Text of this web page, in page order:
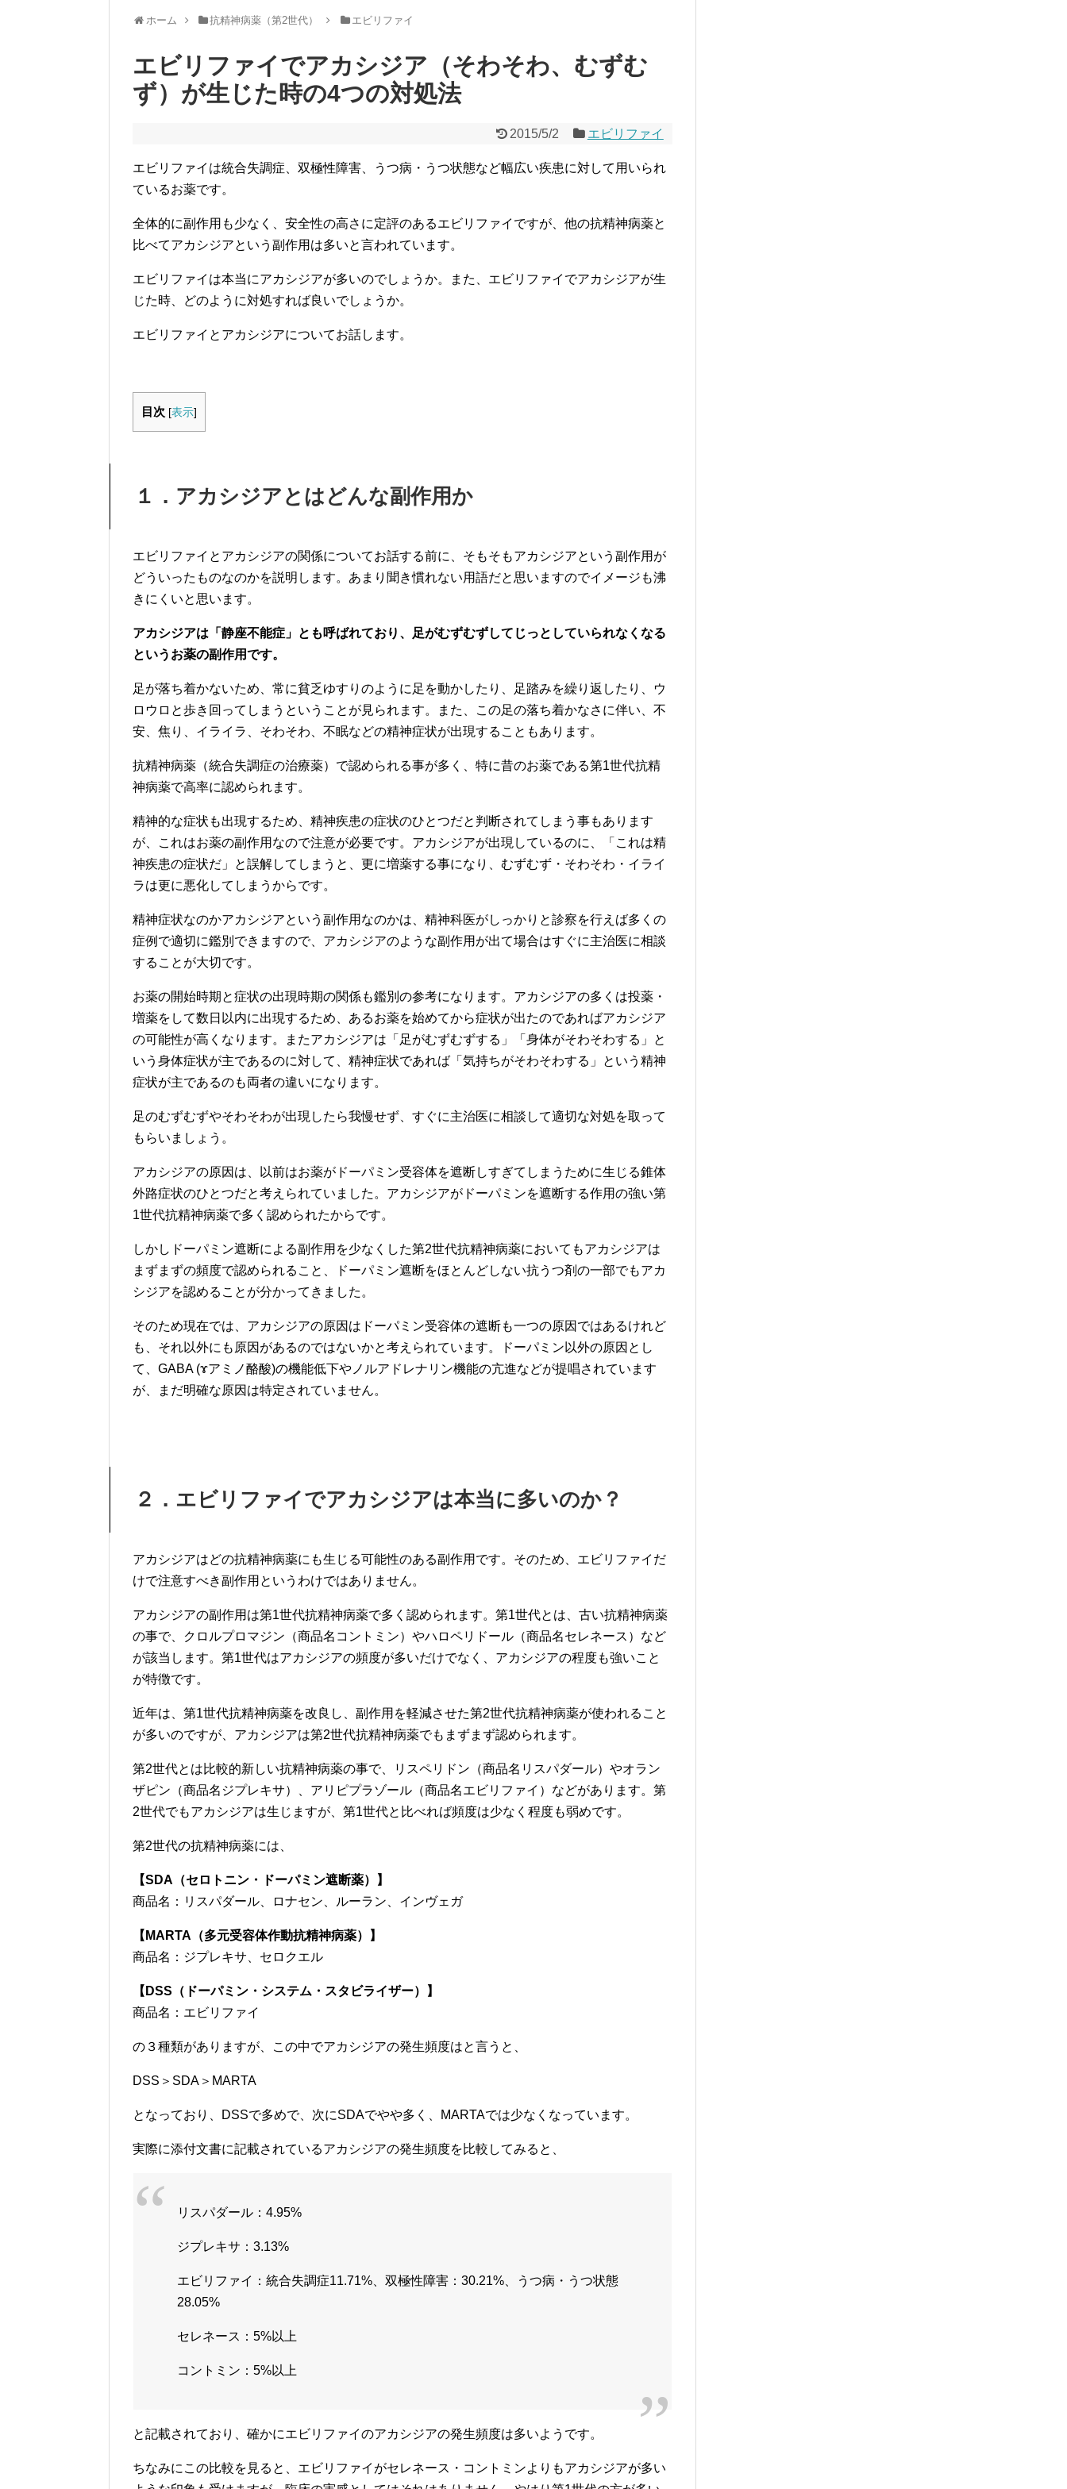
ホーム 抗精神病薬（第2世代） エビリファイ
エビリファイでアカシジア（そわそわ、むずむ
ず）が生じた時の4つの対処法
2015/5/2 エビリファイ
エビリファイは統合失調症、双極性障害、うつ病・うつ状態など幅広い疾患に対して用いられ
ているお薬です。
全体的に副作用も少なく、安全性の高さに定評のあるエビリファイですが、他の抗精神病薬と
比べてアカシジアという副作用は多いと言われています。
エビリファイは本当にアカシジアが多いのでしょうか。また、エビリファイでアカシジアが生
じた時、どのように対処すれば良いでしょうか。
エビリファイとアカシジアについてお話します。
目次 [表示]
１．アカシジアとはどんな副作用か
エビリファイとアカシジアの関係についてお話する前に、そもそもアカシジアという副作用が
どういったものなのかを説明します。あまり聞き慣れない用語だと思いますのでイメージも沸
きにくいと思います。
アカシジアは「静座不能症」とも呼ばれており、足がむずむずしてじっとしていられなくなる
というお薬の副作用です。
足が落ち着かないため、常に貧乏ゆすりのように足を動かしたり、足踏みを繰り返したり、ウ
ロウロと歩き回ってしまうということが見られます。また、この足の落ち着かなさに伴い、不
安、焦り、イライラ、そわそわ、不眠などの精神症状が出現することもあります。
抗精神病薬（統合失調症の治療薬）で認められる事が多く、特に昔のお薬である第1世代抗精
神病薬で高率に認められます。
精神的な症状も出現するため、精神疾患の症状のひとつだと判断されてしまう事もあります
が、これはお薬の副作用なので注意が必要です。アカシジアが出現しているのに、「これは精
神疾患の症状だ」と誤解してしまうと、更に増薬する事になり、むずむず・そわそわ・イライ
ラは更に悪化してしまうからです。
精神症状なのかアカシジアという副作用なのかは、精神科医がしっかりと診察を行えば多くの
症例で適切に鑑別できますので、アカシジアのような副作用が出て場合はすぐに主治医に相談
することが大切です。
お薬の開始時期と症状の出現時期の関係も鑑別の参考になります。アカシジアの多くは投薬・
増薬をして数日以内に出現するため、あるお薬を始めてから症状が出たのであればアカシジア
の可能性が高くなります。またアカシジアは「足がむずむずする」「身体がそわそわする」と
いう身体症状が主であるのに対して、精神症状であれば「気持ちがそわそわする」という精神
症状が主であるのも両者の違いになります。
足のむずむずやそわそわが出現したら我慢せず、すぐに主治医に相談して適切な対処を取って
もらいましょう。
アカシジアの原因は、以前はお薬がドーパミン受容体を遮断しすぎてしまうために生じる錐体
外路症状のひとつだと考えられていました。アカシジアがドーパミンを遮断する作用の強い第
1世代抗精神病薬で多く認められたからです。
しかしドーパミン遮断による副作用を少なくした第2世代抗精神病薬においてもアカシジアは
まずまずの頻度で認められること、ドーパミン遮断をほとんどしない抗うつ剤の一部でもアカ
シジアを認めることが分かってきました。
そのため現在では、アカシジアの原因はドーパミン受容体の遮断も一つの原因ではあるけれど
も、それ以外にも原因があるのではないかと考えられています。ドーパミン以外の原因とし
て、GABA (ɤアミノ酪酸)の機能低下やノルアドレナリン機能の亢進などが提唱されています
が、まだ明確な原因は特定されていません。
２．エビリファイでアカシジアは本当に多いのか？
アカシジアはどの抗精神病薬にも生じる可能性のある副作用です。そのため、エビリファイだ
けで注意すべき副作用というわけではありません。
アカシジアの副作用は第1世代抗精神病薬で多く認められます。第1世代とは、古い抗精神病薬
の事で、クロルプロマジン（商品名コントミン）やハロペリドール（商品名セレネース）など
が該当します。第1世代はアカシジアの頻度が多いだけでなく、アカシジアの程度も強いこと
が特徴です。
近年は、第1世代抗精神病薬を改良し、副作用を軽減させた第2世代抗精神病薬が使われること
が多いのですが、アカシジアは第2世代抗精神病薬でもまずまず認められます。
第2世代とは比較的新しい抗精神病薬の事で、リスペリドン（商品名リスパダール）やオラン
ザピン（商品名ジプレキサ）、アリピプラゾール（商品名エビリファイ）などがあります。第
2世代でもアカシジアは生じますが、第1世代と比べれば頻度は少なく程度も弱めです。
第2世代の抗精神病薬には、
【SDA（セロトニン・ドーパミン遮断薬）】
商品名：リスパダール、ロナセン、ルーラン、インヴェガ
【MARTA（多元受容体作動抗精神病薬）】
商品名：ジプレキサ、セロクエル
【DSS（ドーパミン・システム・スタビライザー）】
商品名：エビリファイ
の３種類がありますが、この中でアカシジアの発生頻度はと言うと、
DSS＞SDA＞MARTA
となっており、DSSで多めで、次にSDAでやや多く、MARTAでは少なくなっています。
実際に添付文書に記載されているアカシジアの発生頻度を比較してみると、
リスパダール：4.95%
ジプレキサ：3.13%
エビリファイ：統合失調症11.71%、双極性障害：30.21%、うつ病・うつ状態
28.05%
セレネース：5%以上
コントミン：5%以上
と記載されており、確かにエビリファイのアカシジアの発生頻度は多いようです。
ちなみにこの比較を見ると、エビリファイがセレネース・コントミンよりもアカシジアが多い